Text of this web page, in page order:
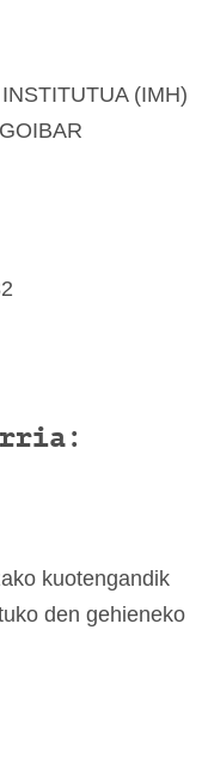
(IMH)
kuotengandik
den gehieneko